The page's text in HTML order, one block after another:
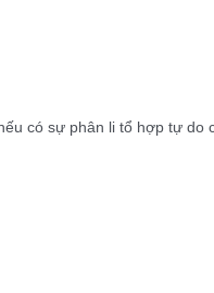
có sự phân li tổ hợp tự